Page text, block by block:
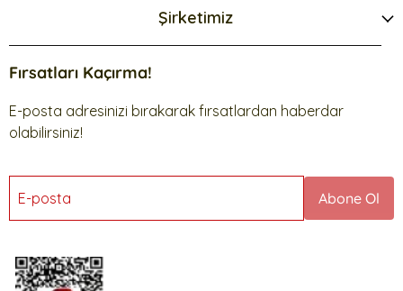
Şirketimiz
Fırsatları Kaçırma!
E-posta adresinizi bırakarak fırsatlardan haberdar
olabilirsiniz!
E-posta Abone Ol